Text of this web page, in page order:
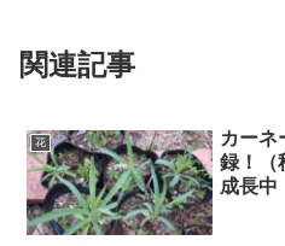
関連記事
花
カーネ
録！（
成長中